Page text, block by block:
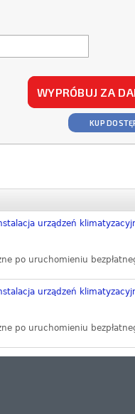
WYPRÓBUJ ZA
KUP
urządzeń
po uruchomieniu
urządzeń
po uruchomieniu